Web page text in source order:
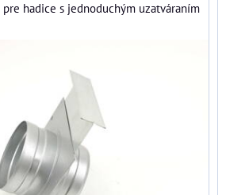
hadice s jednoduchým uzatváraním